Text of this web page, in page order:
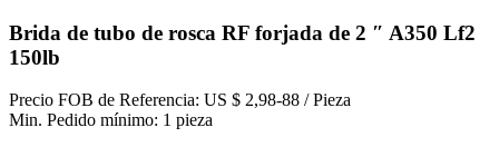
Brida de tubo de rosca RF forjada de 2 ″ A350 Lf2
150lb
Precio FOB de Referencia: US $ 2,98-88 / Pieza
Min. Pedido mínimo: 1 pieza